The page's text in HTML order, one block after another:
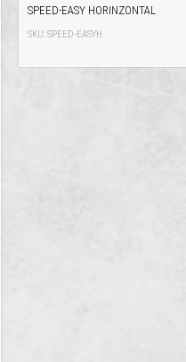
SPEED-EASY HORINZONTAL
SKU: SPEED-EASYH